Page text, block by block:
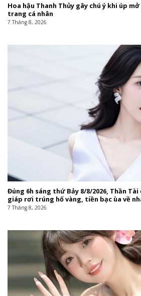
Hoa hậu Thanh Thủy gây chú ý khi úp
trang cá nhân
7 Tháng 8, 2026
Đúng 6h sáng thứ Bảy 8/8/2026, Thần Tài
giáp rơi trúng hố vàng, tiền bạc ùa về
7 Tháng 8, 2026